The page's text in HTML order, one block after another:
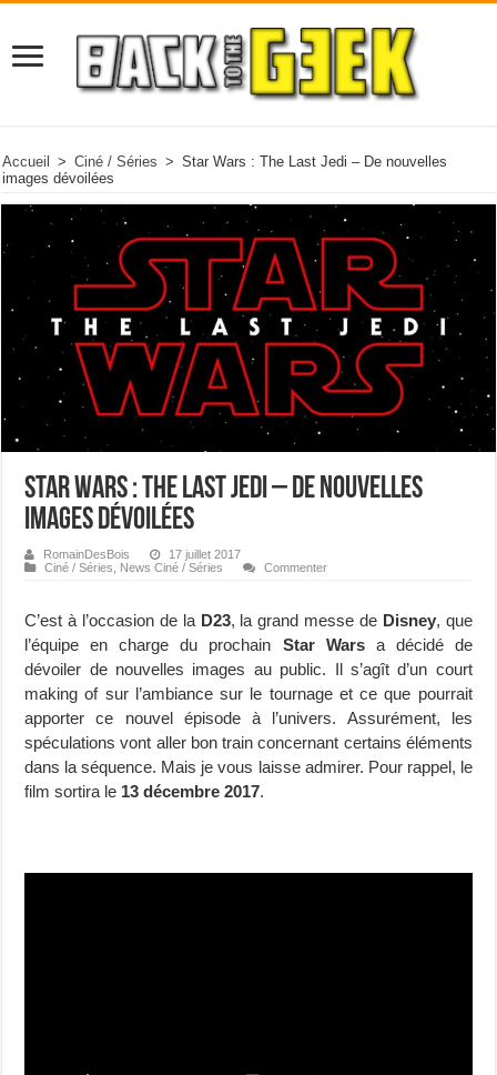
Accueil > Ciné / Séries > Star Wars : The Last Jedi – De nouvelles
images dévoilées
Star Wars : The Last Jedi – De nouvelles
images dévoilées
RomainDesBois
17 juillet 2017
Ciné / Séries
News Ciné / Séries Commenter
C’est à l’occasion de la D23, la grand messe de Disney, que
l’équipe en charge du prochain Star Warsa décidé de
dévoiler de nouvelles images au public. Il s’agît d’un court
making of sur l’ambiance sur le tournage et ce que pourrait
apporter ce nouvel épisode à l’univers. Assurément, les
spéculations vont aller bon train concernant certains éléments
dans la séquence. Mais je vous laisse admirer. Pour rappel, le
film sortira le 13 décembre 2017.